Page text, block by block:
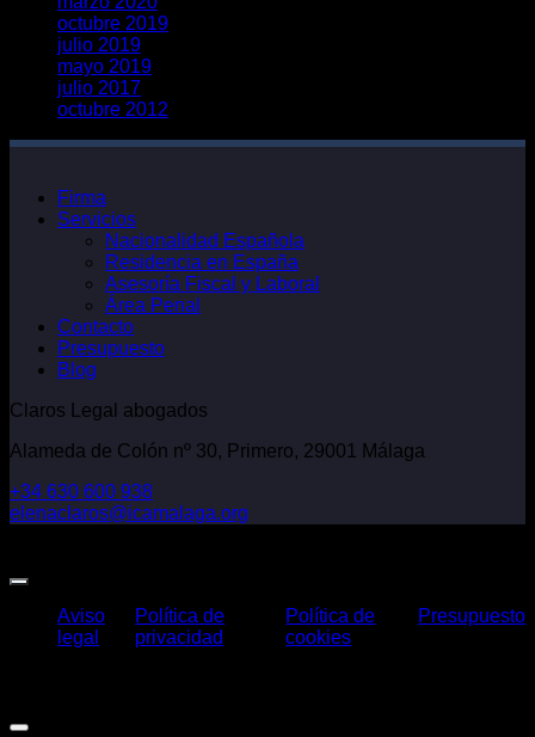
octubre 2019
julio 2019
mayo 2019
julio 2017
octubre 2012
Firma
Servicios
Nacionalidad Española
Residencia en España
Asesoría Fiscal y Laboral
Área Penal
Contacto
Presupuesto
Blog
Claros Legal abogados
Alameda de Colón nº 30, Primero, 29001 Málaga
+34 630 600 938
elenaclaros@icamalaga.org
Aviso
legal
Política de
privacidad
Política de
cookies
Presupuesto